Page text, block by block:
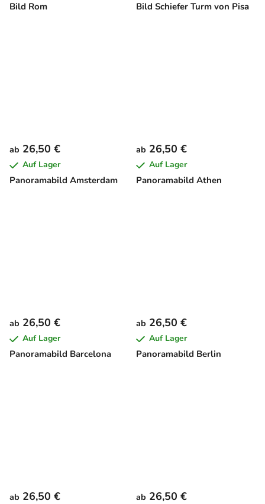
Bild Rom Bild Schiefer Turm von Pisa
Panoramabild Amsterdam
ab 26,50 €
Auf Lager
Panoramabild Athen
ab 26,50 €
Auf Lager
Panoramabild Barcelona
ab 26,50 €
Auf Lager
Panoramabild Berlin
ab 26,50 €
Auf Lager
ab 26,50 € ab 26,50 €